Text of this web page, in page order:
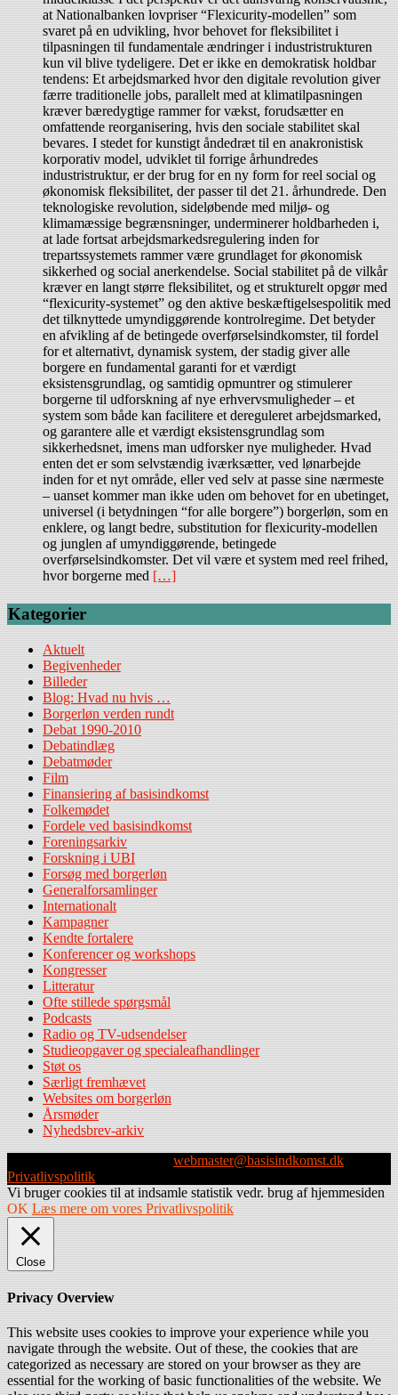
at Nationalbanken lovpriser “Flexicurity-modellen” som
svaret på en udvikling, hvor behovet for fleksibilitet i
tilpasningen til fundamentale ændringer i industristrukturen
kun vil blive tydeligere. Det er ikke en demokratisk holdbar
tendens: Et arbejdsmarked hvor den digitale revolution giver
færre traditionelle jobs, parallelt med at klimatilpasningen
kræver bæredygtige rammer for vækst, forudsætter en
omfattende reorganisering, hvis den sociale stabilitet skal
bevares. I stedet for kunstigt åndedræt til en anakronistisk
korporativ model, udviklet til forrige århundredes
industristruktur, er der brug for en ny form for reel social og
økonomisk fleksibilitet, der passer til det 21. århundrede. Den
teknologiske revolution, sideløbende med miljø- og
klimamæssige begrænsninger, underminerer holdbarheden i,
at lade fortsat arbejdsmarkedsregulering inden for
trepartssystemets rammer være grundlaget for økonomisk
sikkerhed og social anerkendelse. Social stabilitet på de vilkår
kræver en langt større fleksibilitet, og et strukturelt opgør med
“flexicurity-systemet” og den aktive beskæftigelsespolitik med
det tilknyttede umyndiggørende kontrolregime. Det betyder
en afvikling af de betingede overførselsindkomster, til fordel
for et alternativt, dynamisk system, der stadig giver alle
borgere en fundamental garanti for et værdigt
eksistensgrundlag, og samtidig opmuntrer og stimulerer
borgerne til udforskning af nye erhvervsmuligheder – et
system som både kan facilitere et dereguleret arbejdsmarked,
og garantere alle et værdigt eksistensgrundlag som
sikkerhedsnet, imens man udforsker nye muligheder. Hvad
enten det er som selvstændig iværksætter, ved lønarbejde
inden for et nyt område, eller ved selv at passe sine nærmeste
– uanset kommer man ikke uden om behovet for en ubetinget,
universel (i betydningen “for alle borgere”) borgerløn, som en
enklere, og langt bedre, substitution for flexicurity-modellen
og junglen af umyndiggørende, betingede
overførselsindkomster. Det vil være et system med reel frihed,
hvor borgerne med […]
Kategorier
Aktuelt
Begivenheder
Billeder
Blog: Hvad nu hvis …
Borgerløn verden rundt
Debat 1990-2010
Debatindlæg
Debatmøder
Film
Finansiering af basisindkomst
Folkemødet
Fordele ved basisindkomst
Foreningsarkiv
Forskning i UBI
Forsøg med borgerløn
Generalforsamlinger
Internationalt
Kampagner
Kendte fortalere
Konferencer og workshops
Kongresser
Litteratur
Ofte stillede spørgsmål
Podcasts
Radio og TV-udsendelser
Studieopgaver og specialeafhandlinger
Støt os
Særligt fremhævet
Websites om borgerløn
Årsmøder
Nyhedsbrev-arkiv
webmaster@basisindkomst.dk
Privatlivspolitik
Vi bruger cookies til at indsamle statistik vedr. brug af hjemmesiden
OK Læs mere om vores Privatlivspolitik
Close
Privacy Overview
This website uses cookies to improve your experience while you
navigate through the website. Out of these, the cookies that are
categorized as necessary are stored on your browser as they are
essential for the working of basic functionalities of the website. We